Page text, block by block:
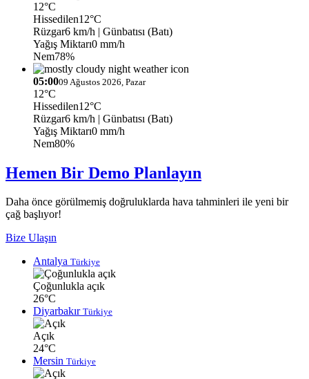
12°C
Hissedilen12°C
Rüzgar6 km/h | Günbatısı (Batı)
Yağış Miktarı0 mm/h
Nem78%
05:0009 Ağustos 2026, Pazar
12°C
Hissedilen12°C
Rüzgar6 km/h | Günbatısı (Batı)
Yağış Miktarı0 mm/h
Nem80%
Hemen Bir Demo Planlayın
Daha önce görülmemiş doğruluklarda hava tahminleri ile yeni bir
çağ başlıyor!
Bize Ulaşın
Antalya Türkiye
Çoğunlukla açık
26°C
Diyarbakır Türkiye
Açık
24°C
Mersin Türkiye